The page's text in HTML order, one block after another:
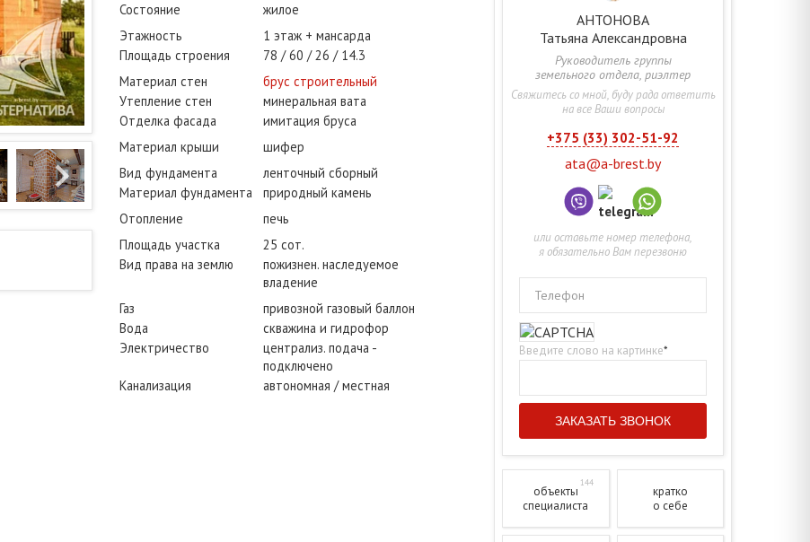
Состояние
жилое
Этажность
1 этаж + мансарда
Площадь строения
78 60 26
14.3
Материал стен
брус строительный
Утепление стен
минеральная вата
Отделка фасада
имитация бруса
Материал крыши
шифер
Вид фундамента
ленточный сборный
Материал фундамента
природный камень
Отопление
печь
Площадь участка
25 сот.
Вид права на землю
пожизнен. наследуемое
владение
Газ
привозной газовый баллон
Вода
скважина и гидрофор
Электричество
централиз. подача -
подключено
Канализация
автономная / местная
АНТОНОВА
Татьяна Александровна
Руководитель группы
земельного отдела, риэлтер
Свяжитесь со мной, буду рада ответить
на все Ваши вопросы
+375 (33) 302-51-92
ata@a-brest.by
или оставьте номер телефона,
я обязательно Вам перезвоню
Телефон
Введите слово на картинке*
объекты
144
специалиста
кратко
о себе